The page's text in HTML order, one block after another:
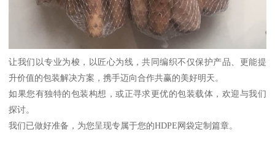
让我们以专业为梭，以匠心为线，共同编织不仅保护产品、更能提
升价值的包装解决方案，携手迈向合作共赢的美好明天。
如果您有独特的包装构想，或正寻求更优的包装载体，欢迎与我们
探讨。
我们已做好准备，为您呈现专属于您的HDPE网袋定制篇章。